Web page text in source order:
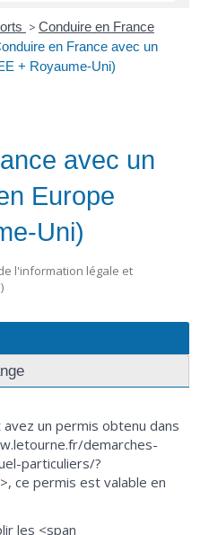
> Conduire en France
en France avec un
+ Royaume-Uni)
avec un
Europe
Uni)
l'information légale et
un permis obtenu dans
demarches-
particuliers/?
ce permis est valable en
les <span